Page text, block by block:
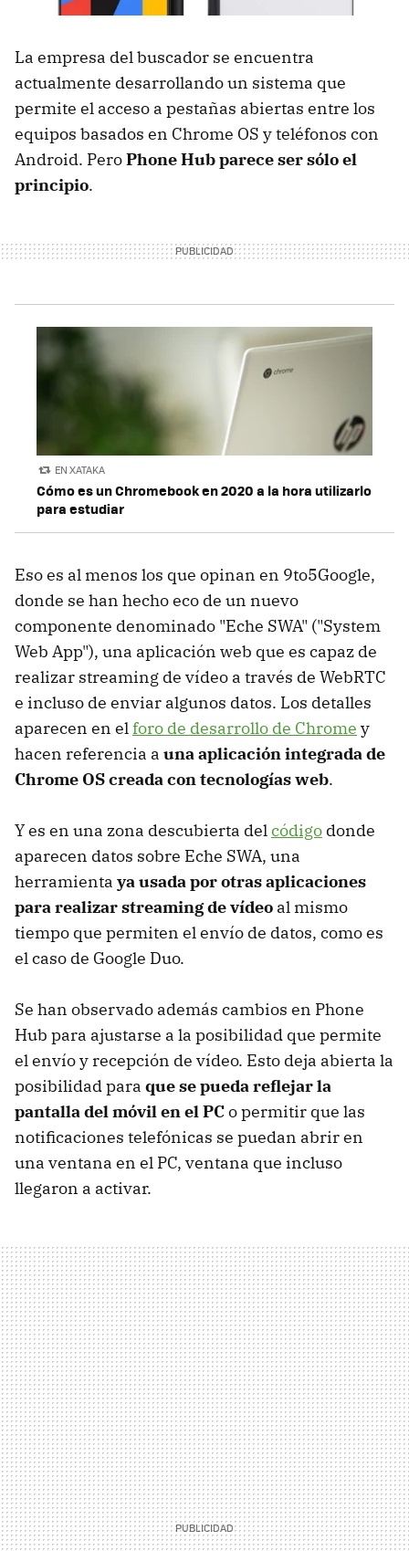
La empresa del buscador se encuentra
actualmente desarrollando un sistema que
permite el acceso a pestañas abiertas entre los
equipos basados en Chrome OS y teléfonos con
Android. PeroPhone Hub parece ser sólo el
principio.
EN XATAKA
Cómo es un Chromebook en 2020 a la hora utilizarlo
para estudiar
Eso es al menos los que opinan en 9to5Google,
donde se han hecho eco de un nuevo
componente denominado "Eche SWA" ("System
Web App"), una aplicación web que es capaz de
realizar streaming de vídeo a través de WebRTC
e incluso de enviar algunos datos. Los detalles
aparecen en el foro de desarrollo de Chrome y
hacen referencia a una aplicación integrada de
Chrome OS creada con tecnologías web.
Y es en una zona descubierta del código donde
aparecen datos sobre Eche SWA, una
herramienta ya usada por otras aplicaciones
para realizar streaming de vídeo al mismo
tiempo que permiten el envío de datos, como es
el caso de Google Duo.
Se han observado además cambios en Phone
Hub para ajustarse a la posibilidad que permite
el envío y recepción de vídeo. Esto deja abierta la
posibilidad para que se pueda reflejar la
pantalla del móvil en el PCo permitir que las
notificaciones telefónicas se puedan abrir en
una ventana en el PC, ventana que incluso
llegaron a activar.